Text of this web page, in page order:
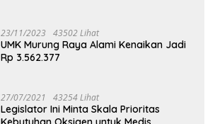
23/11/2023 43502 Lihat
UMK Murung Raya Alami Kenaikan Jadi
Rp 3.562.377
27/07/2021 43254 Lihat
Legislator Ini Minta Skala Prioritas